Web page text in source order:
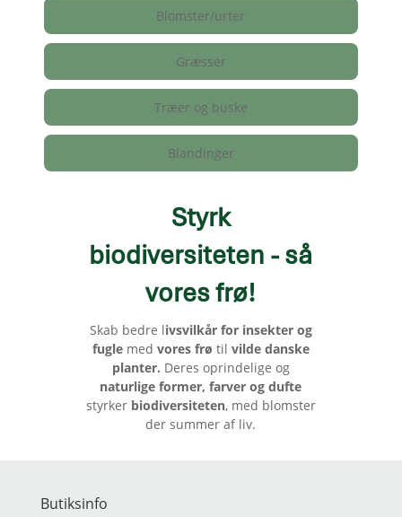
Blomster/urter
Græsser
Træer og buske
Blandinger
Styrk
biodiversiteten - så
vores frø!
Skab bedre livsvilkår for insekter og
fuglemed vores frø til vilde danske
planter. Deres oprindelige og
naturlige former, farver og dufte
styrker biodiversiteten, med blomster
der summer af liv.
Butiksinfo